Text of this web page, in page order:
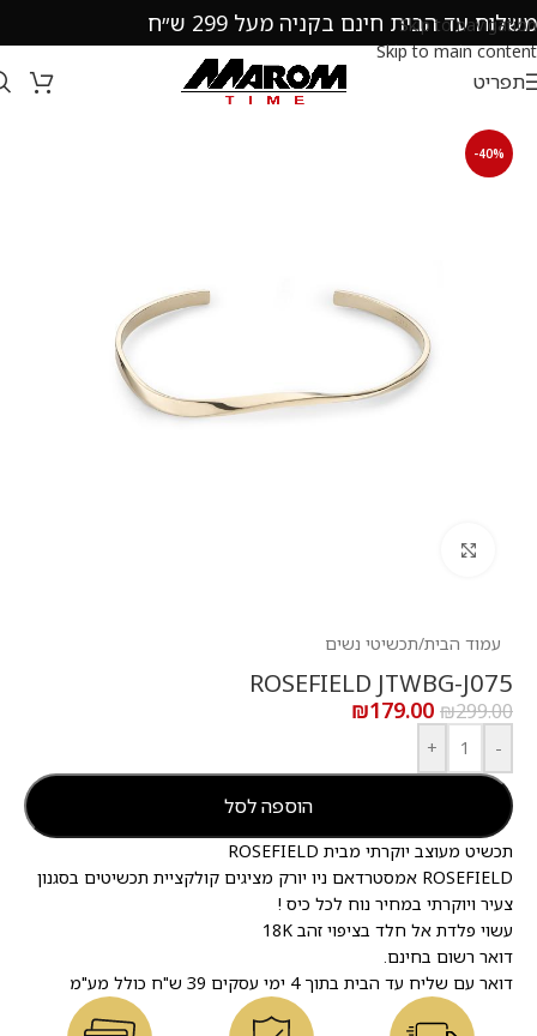
Skip to navigation
Skip to main content
משלוח עד הבית חינם בקניה מעל 299 ש״ח
תפריט
עמוד הבית/תכשיטי נשים
ROSEFIELD JTWBG-J075
₪299.00
₪179.00
-
+
הוספה לסל
תכשיט מעוצב יוקרתי מבית ROSEFIELD
ROSEFIELD אמסטרדאם ניו יורק מציגים קולקציית תכשיטים בסגנון
צעיר ויוקרתי במחיר נוח לכל כיס !
עשוי פלדת אל חלד בציפוי זהב 18K
דואר רשום בחינם.
דואר עם שליח עד הבית בתוך 4 ימי עסקים 39 ש"ח כולל מע"מ
-40%